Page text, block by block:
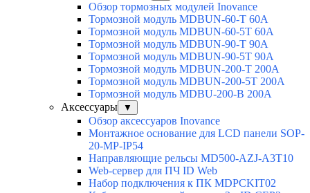
Обзор тормозных модулей Inovance
Тормозной модуль MDBUN-60-T 60A
Тормозной модуль MDBUN-60-5T 60A
Тормозной модуль MDBUN-90-T 90A
Тормозной модуль MDBUN-90-5T 90A
Тормозной модуль MDBUN-200-T 200A
Тормозной модуль MDBUN-200-5T 200A
Тормозной модуль MDBU-200-B 200A
Аксессуары
▼
Обзор аксессуаров Inovance
Монтажное основание для LCD панели SOP-
20-MP-IP54
Направляющие рельсы MD500-AZJ-A3T10
Web-сервер для ПЧ ID Web
Набор подключения к ПК MDPCKIT02